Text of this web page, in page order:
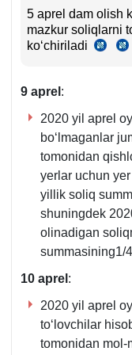
2-
q.
1-
5 aprel dam olish
mazkur soliqlarni
koʻchiriladi
SK
9 aprel :
2020 yil aprel
boʻlmaganlar
tomonidan
yerlar uchun yer
yillik soliq
shuningdek
olinadigan
summasining1/
10 aprel :
2020 yil aprel
toʻlovchilar
tomonidan mol-